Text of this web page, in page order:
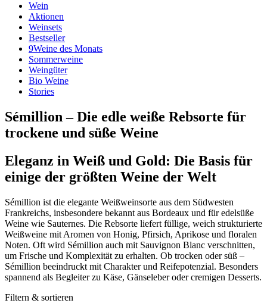
Wein
Aktionen
Weinsets
Bestseller
9Weine des Monats
Sommerweine
Weingüter
Bio Weine
Stories
Sémillion – Die edle weiße Rebsorte für
trockene und süße Weine
Eleganz in Weiß und Gold: Die Basis für
einige der größten Weine der Welt
Sémillion ist die elegante Weißweinsorte aus dem Südwesten
Frankreichs, insbesondere bekannt aus Bordeaux und für edelsüße
Weine wie Sauternes. Die Rebsorte liefert füllige, weich strukturierte
Weißweine mit Aromen von Honig, Pfirsich, Aprikose und floralen
Noten. Oft wird Sémillion auch mit Sauvignon Blanc verschnitten,
um Frische und Komplexität zu erhalten. Ob trocken oder süß –
Sémillion beeindruckt mit Charakter und Reifepotenzial. Besonders
spannend als Begleiter zu Käse, Gänseleber oder cremigen Desserts.
Filtern & sortieren